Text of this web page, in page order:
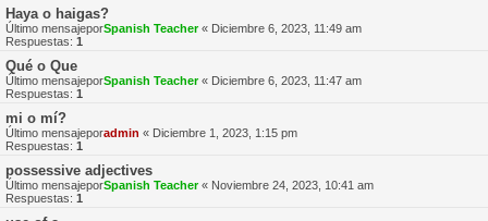
Haya o haigas?
Último mensajeporSpanish Teacher« Diciembre 6, 2023, 11:49 am
Respuestas: 1
Qué o Que
Último mensajeporSpanish Teacher« Diciembre 6, 2023, 11:47 am
Respuestas: 1
mi o mí?
Último mensajeporadmin « Diciembre 1, 2023, 1:15 pm
Respuestas: 1
possessive adjectives
Último mensajeporSpanish Teacher« Noviembre 24, 2023, 10:41 am
Respuestas: 1